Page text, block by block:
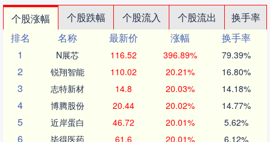
个股涨幅 个股跌幅 个股流入 个股流出
换手率
排名
名称 最新价 涨幅
换手率
1
N展芯 116.52 396.89% 79.39%
2 锐翔智能 110.02 20.21% 16.80%
3 志特新材 14.8 20.03% 14.18%
4 博腾股份 20.44 20.02% 14.77%
5 近岸蛋白 46.72 20.01% 5.62%
6 毕得医药 61.6 20.01% 6.12%